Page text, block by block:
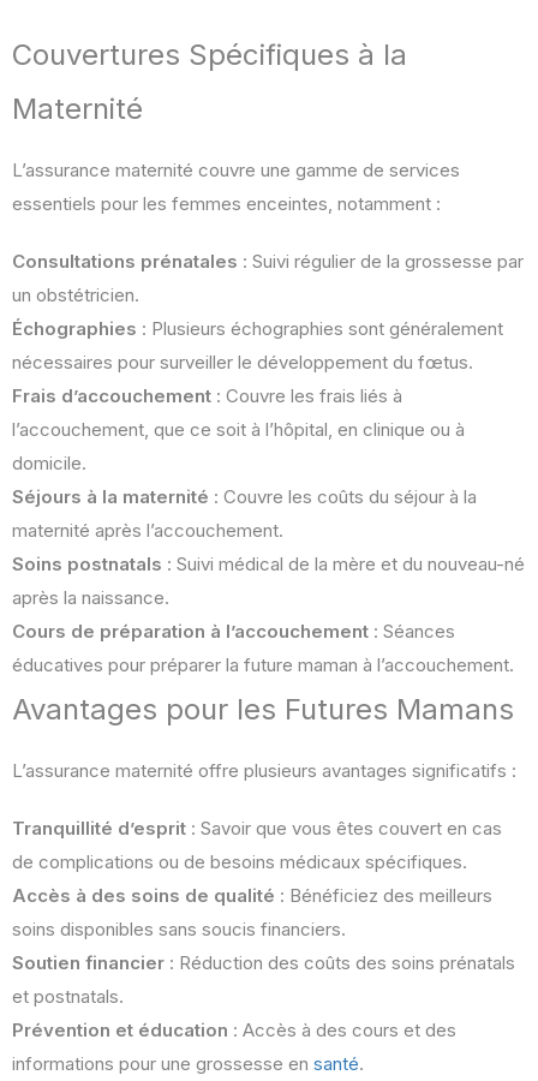
Couvertures Spécifiques à la
Maternité
L’assurance maternité couvre une gamme de services
essentiels pour les femmes enceintes, notamment :
Consultations prénatales : Suivi régulier de la grossesse par
un obstétricien.
Échographies : Plusieurs échographies sont généralement
nécessaires pour surveiller le développement du fœtus.
Frais d’accouchement : Couvre les frais liés à
l’accouchement, que ce soit à l’hôpital, en clinique ou à
domicile.
Séjours à la maternité : Couvre les coûts du séjour à la
maternité après l’accouchement.
Soins postnatals : Suivi médical de la mère et du nouveau-né
après la naissance.
Cours de préparation à l’accouchement : Séances
éducatives pour préparer la future maman à l’accouchement.
Avantages pour les Futures Mamans
L’assurance maternité offre plusieurs avantages significatifs :
Tranquillité d’esprit : Savoir que vous êtes couvert en cas
de complications ou de besoins médicaux spécifiques.
Accès à des soins de qualité : Bénéficiez des meilleurs
soins disponibles sans soucis financiers.
Soutien financier : Réduction des coûts des soins prénatals
et postnatals.
Prévention et éducation : Accès à des cours et des
informations pour une grossesse en santé.